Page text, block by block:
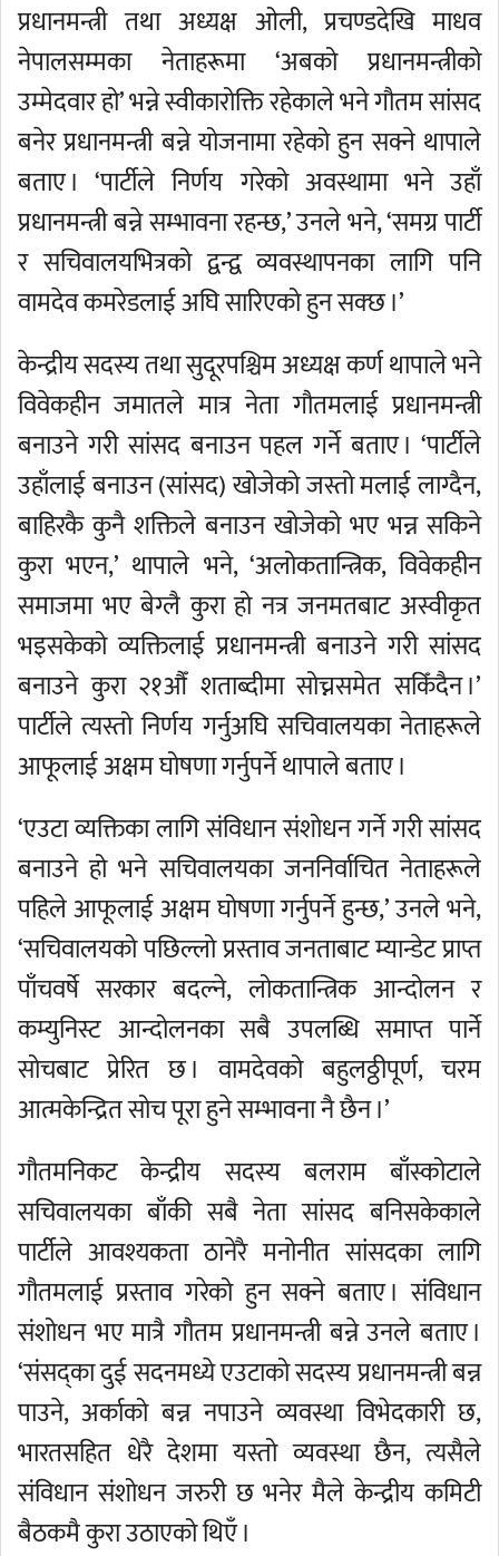
प्रधानमन्त्री तथा अध्यक्ष ओली, प्रचण्डदेखि माधव
नेपालसम्मका नेताहरूमा ‘अबको प्रधानमन्त्रीको
उम्मेदवार हो’ भन्ने स्वीकारोक्ति रहेकाले भने गौतम सांसद
बनेर प्रधानमन्त्री बन्ने योजनामा रहेको हुन सक्ने थापाले
बताए । ‘पार्टीले निर्णय गरेको अवस्थामा भने उहाँ
प्रधानमन्त्री बन्ने सम्भावना रहन्छ,’ उनले भने, ‘समग्र पार्टी
र सचिवालयभित्रको द्वन्द्व व्यवस्थापनका लागि पनि
वामदेव कमरेडलाई अघि सारिएको हुन सक्छ ।’
केन्द्रीय सदस्य तथा सुदूरपश्चिम अध्यक्ष कर्ण थापाले भने
विवेकहीन जमातले मात्र नेता गौतमलाई प्रधानमन्त्री
बनाउने गरी सांसद बनाउन पहल गर्ने बताए । ‘पार्टीले
उहाँलाई बनाउन (सांसद) खोजेको जस्तो मलाई लाग्दैन,
बाहिरकै कुनै शक्तिले बनाउन खोजेको भए भन्न सकिने
कुरा भएन,’ थापाले भने, ‘अलोकतान्त्रिक, विवेकहीन
समाजमा भए बेग्लै कुरा हो नत्र जनमतबाट अस्वीकृत
भइसकेको व्यक्तिलाई प्रधानमन्त्री बनाउने गरी सांसद
बनाउने कुरा २१औँ शताब्दीमा सोच्नसमेत सकिँदैन ।’
पार्टीले त्यस्तो निर्णय गर्नुअघि सचिवालयका नेताहरूले
आफूलाई अक्षम घोषणा गर्नुपर्ने थापाले बताए ।
‘एउटा व्यक्तिका लागि संविधान संशोधन गर्ने गरी सांसद
बनाउने हो भने सचिवालयका जननिर्वाचित नेताहरूले
पहिले आफूलाई अक्षम घोषणा गर्नुपर्ने हुन्छ,’ उनले भने,
‘सचिवालयको पछिल्लो प्रस्ताव जनताबाट म्यान्डेट प्राप्त
पाँचवर्षे सरकार बदल्ने, लोकतान्त्रिक आन्दोलन र
कम्युनिस्ट आन्दोलनका सबै उपलब्धि समाप्त पार्ने
सोचबाट प्रेरित छ । वामदेवको बहुलठ्ठीपूर्ण, चरम
आत्मकेन्द्रित सोच पूरा हुने सम्भावना नै छैन ।’
गौतमनिकट केन्द्रीय सदस्य बलराम बाँस्कोटाले
सचिवालयका बाँकी सबै नेता सांसद बनिसकेकाले
पार्टीले आवश्यकता ठानेरै मनोनीत सांसदका लागि
गौतमलाई प्रस्ताव गरेको हुन सक्ने बताए । संविधान
संशोधन भए मात्रै गौतम प्रधानमन्त्री बन्ने उनले बताए ।
‘संसद्का दुई सदनमध्ये एउटाको सदस्य प्रधानमन्त्री बन्न
पाउने, अर्काको बन्न नपाउने व्यवस्था विभेदकारी छ,
भारतसहित धेरै देशमा यस्तो व्यवस्था छैन, त्यसैले
संविधान संशोधन जरुरी छ भनेर मैले केन्द्रीय कमिटी
बैठकमै कुरा उठाएको थिएँ ।